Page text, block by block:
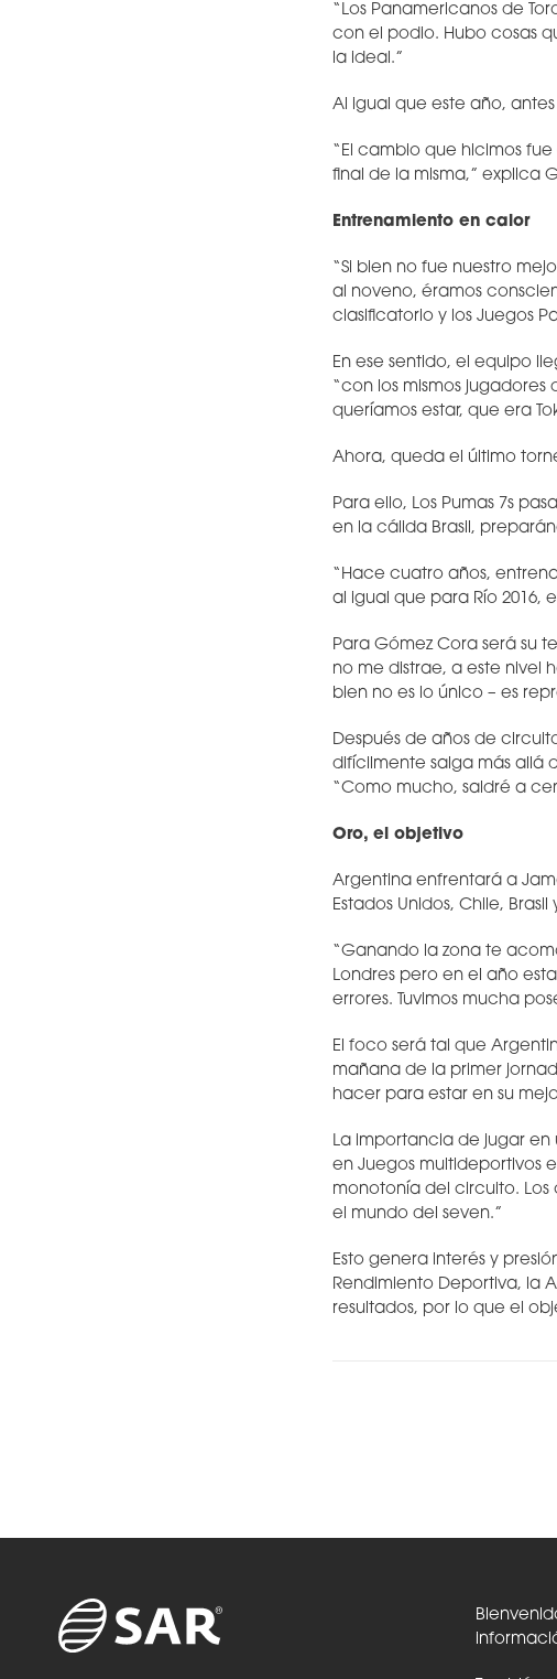
“Los Panamericanos de
con el podio. Hubo cosas
la ideal.”
Al igual que este año,
“El cambio que hicimos
final de la misma,” explica
Entrenamiento en calor
“Si bien no fue nuestro
al noveno, éramos
clasificatorio y los Juegos
En ese sentido, el equipo
“con los mismos
queríamos estar, que era
Ahora, queda el último
Para ello, Los Pumas 7s
en la cálida Brasil,
“Hace cuatro años,
al igual que para Río 2016,
Para Gómez Cora será su
no me distrae, a este nivel
bien no es lo único – es
Después de años de
difícilmente salga más allá
“Como mucho, saldré a
Oro, el objetivo
Argentina enfrentará a
Estados Unidos, Chile, Brasil
“Ganando la zona te
Londres pero en el año
errores. Tuvimos mucha
El foco será tal que
mañana de la primer
hacer para estar en su
La importancia de jugar
en Juegos multideportivos
monotonía del circuito.
el mundo del seven.”
Esto genera interés y
Rendimiento Deportiva, la
resultados, por lo que el